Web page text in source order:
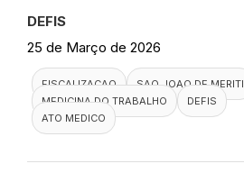
DEFIS
25 de Março de 2026
FISCALIZACAO
SAO JOAO DE MERITI
MEDICINA DO TRABALHO
DEFIS
ATO MEDICO